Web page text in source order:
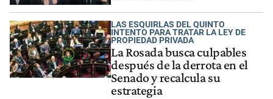
LAS ESQUIRLAS DEL QUINTO
INTENTO PARA TRATAR LA LEY DE
PROPIEDAD PRIVADA
La Rosada busca culpables
después de la derrota en el
Senado y recalcula su
estrategia